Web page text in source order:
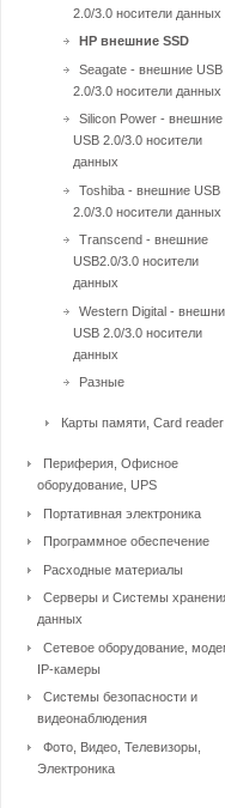
2.0/3.0 носители данных
HP внешние SSD
Seagate - внешние USB
2.0/3.0 носители данных
Silicon Power - внешние
USB 2.0/3.0 носители
данных
Toshiba - внешние USB
2.0/3.0 носители данных
Transcend - внешние
USB2.0/3.0 носители
данных
Western Digital -
USB 2.0/3.0 носители
данных
Разные
Карты памяти, Card reader
Периферия, Офисное
оборудование, UPS
Портативная электроника
Программное обеспечение
Расходные материалы
Серверы и Системы
данных
Сетевое оборудование,
IP-камеры
Системы безопасности и
видеонаблюдения
Фото, Видео, Телевизоры,
Электроника